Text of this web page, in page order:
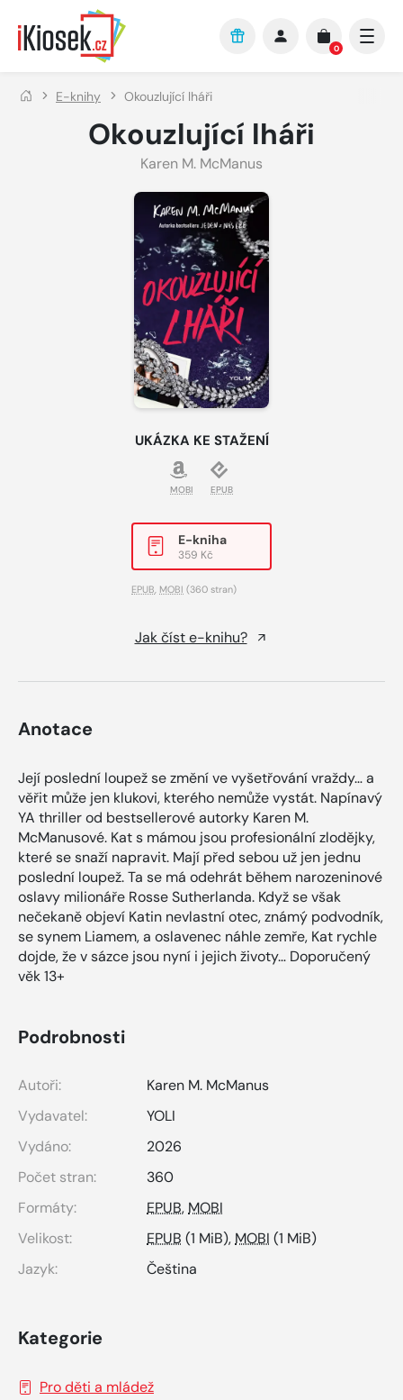
Přejít na hlavní obsah
0
E-knihy Okouzlující lháři
Okouzlující lháři
Karen M. McManus
UKÁZKA KE STAŽENÍ
MOBI EPUB
E-kniha
359 Kč
EPUB, MOBI (360 stran)
Jak číst e-knihu?
Anotace
Její poslední loupež se změní ve vyšetřování vraždy… a
věřit může jen klukovi, kterého nemůže vystát. Napínavý
YA thriller od bestsellerové autorky Karen M.
McManusové. Kat s mámou jsou profesionální zlodějky,
které se snaží napravit. Mají před sebou už jen jednu
poslední loupež. Ta se má odehrát během narozeninové
oslavy milionáře Rosse Sutherlanda. Když se však
nečekaně objeví Katin nevlastní otec, známý podvodník,
se synem Liamem, a oslavenec náhle zemře, Kat rychle
dojde, že v sázce jsou nyní i jejich životy… Doporučený
věk 13+
Podrobnosti
Autoři:
Karen M. McManus
Vydavatel:
YOLI
Vydáno:
2026
Počet stran:
360
Formáty:
EPUB, MOBI
Velikost:
EPUB (1 MiB), MOBI (1 MiB)
Jazyk:
Čeština
Kategorie
Pro děti a mládež